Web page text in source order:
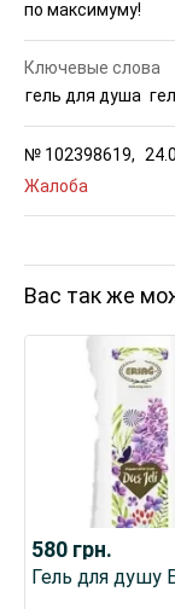
по максимуму!
№ 102398619,
Жалоба
Ключевые слова
гель для душа
Вас так же
580 грн.